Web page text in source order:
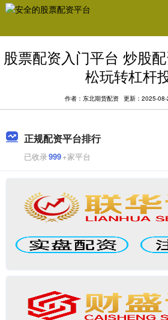
股票配资入门平台 炒股
松玩转杠杆
作者：东北期货配资 更新：2025-
正规配资平台排行
已收录999+家平台